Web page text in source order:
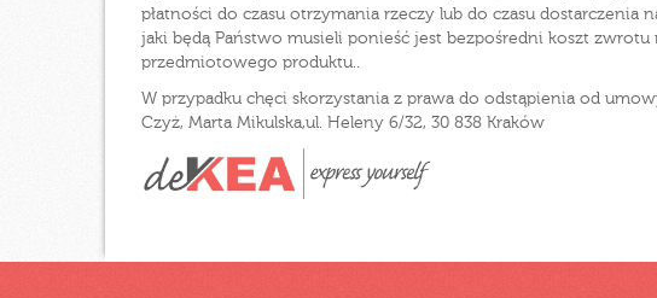
płatności do czasu otrzymania rzeczy lub do czasu
jaki będą Państwo musieli ponieść jest bezpośredni koszt
przedmiotowego produktu..
W przypadku chęci skorzystania z prawa do odstąpienia od
Czyż, Marta Mikulska,ul. Heleny 6/32, 30 838 Kraków